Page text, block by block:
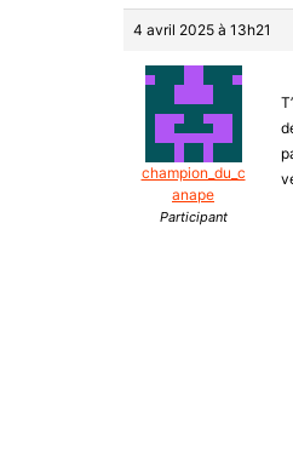
4 avril 2025 à 13h21
champion_du_c
anape
Participant